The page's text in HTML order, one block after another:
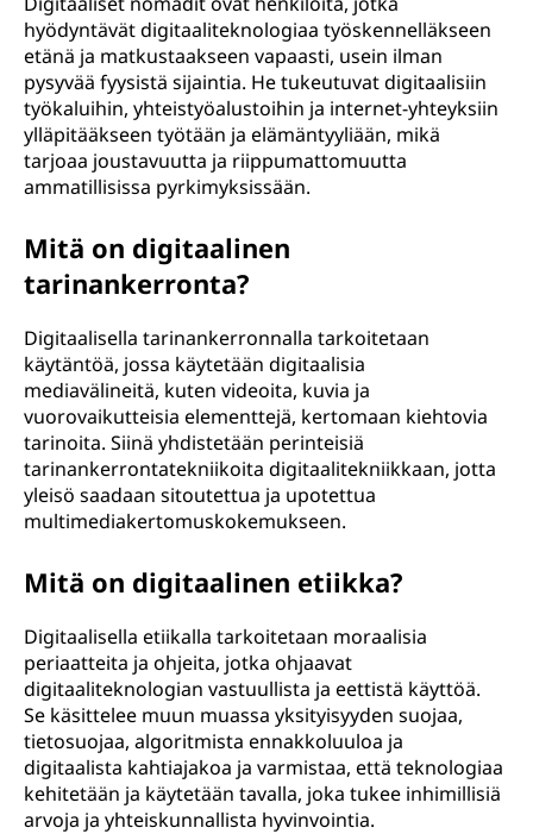
hyödyntävät digitaaliteknologiaa työskennelläkseen
etänä ja matkustaakseen vapaasti, usein ilman
pysyvää fyysistä sijaintia. He tukeutuvat digitaalisiin
työkaluihin, yhteistyöalustoihin ja internet-yhteyksiin
ylläpitääkseen työtään ja elämäntyyliään, mikä
tarjoaa joustavuutta ja riippumattomuutta
ammatillisissa pyrkimyksissään.
Mitä on digitaalinen
tarinankerronta?
Digitaalisella tarinankerronnalla tarkoitetaan
käytäntöä, jossa käytetään digitaalisia
mediavälineitä, kuten videoita, kuvia ja
vuorovaikutteisia elementtejä, kertomaan kiehtovia
tarinoita. Siinä yhdistetään perinteisiä
tarinankerrontatekniikoita digitaalitekniikkaan, jotta
yleisö saadaan sitoutettua ja upotettua
multimediakertomuskokemukseen.
Mitä on digitaalinen etiikka?
Digitaalisella etiikalla tarkoitetaan moraalisia
periaatteita ja ohjeita, jotka ohjaavat
digitaaliteknologian vastuullista ja eettistä käyttöä.
Se käsittelee muun muassa yksityisyyden suojaa,
tietosuojaa, algoritmista ennakkoluuloa ja
digitaalista kahtiajakoa ja varmistaa, että teknologiaa
kehitetään ja käytetään tavalla, joka tukee inhimillisiä
arvoja ja yhteiskunnallista hyvinvointia.